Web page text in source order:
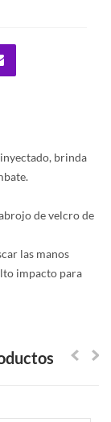
brinda
de velcro de
las manos
impacto para